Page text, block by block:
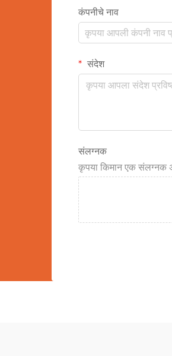
कंपनीचे नाव
संदेश
संलग्नक
कृपया किमान एक संलग्नक